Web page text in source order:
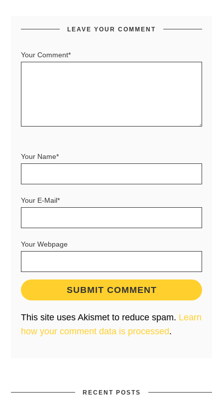
LEAVE YOUR COMMENT
Your Comment*
Your Name*
Your E-Mail*
Your Webpage
This site uses Akismet to reduce spam. Learn
how your comment data is processed.
RECENT POSTS